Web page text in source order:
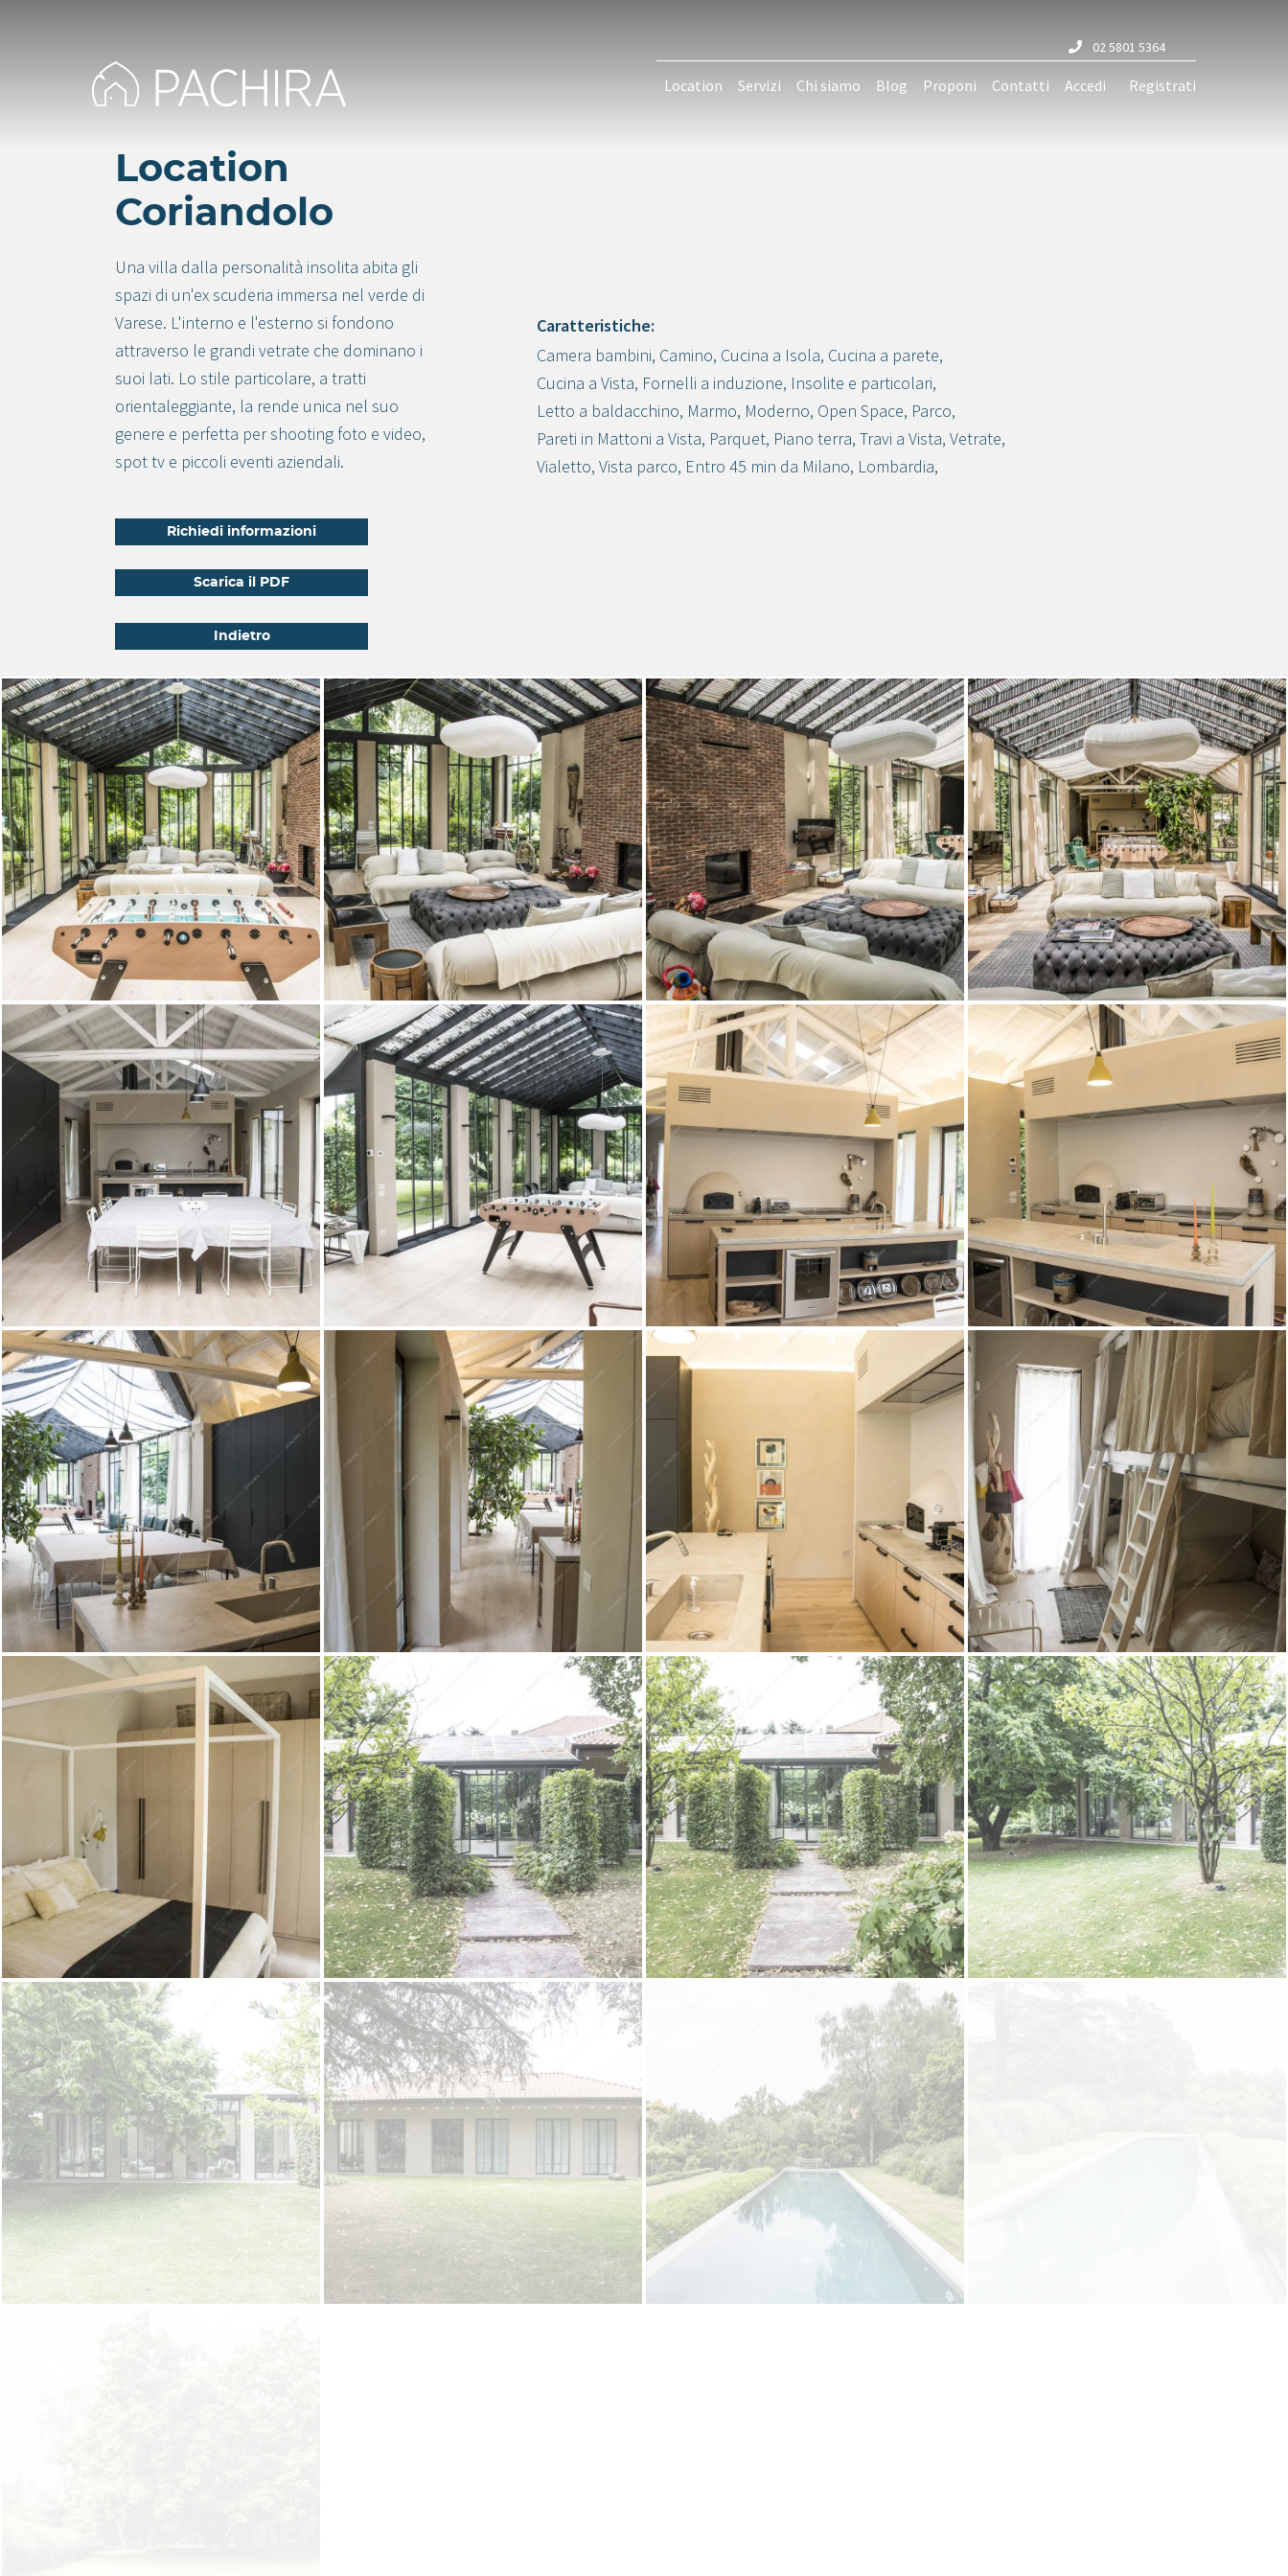
02 5801 5364
Location Servizi Chi siamo Blog Proponi Contatti Accedi Registrati
Location
Coriandolo
Una villa dalla personalità insolita abita gli
spazi di un'ex scuderia immersa nel verde di
Varese. L'interno e l'esterno si fondono
attraverso le grandi vetrate che dominano i
suoi lati. Lo stile particolare, a tratti
orientaleggiante, la rende unica nel suo
genere e perfetta per shooting foto e video,
spot tv e piccoli eventi aziendali.
Richiedi informazioni
Scarica il PDF
Indietro
Crea progetto
Caratteristiche:
Camera bambini, Camino, Cucina a Isola, Cucina a parete,
Cucina a Vista, Fornelli a induzione, Insolite e particolari,
Letto a baldacchino, Marmo, Moderno, Open Space, Parco,
Pareti in Mattoni a Vista, Parquet, Piano terra, Travi a Vista, Vetrate,
Vialetto, Vista parco, Entro 45 min da Milano, Lombardia,